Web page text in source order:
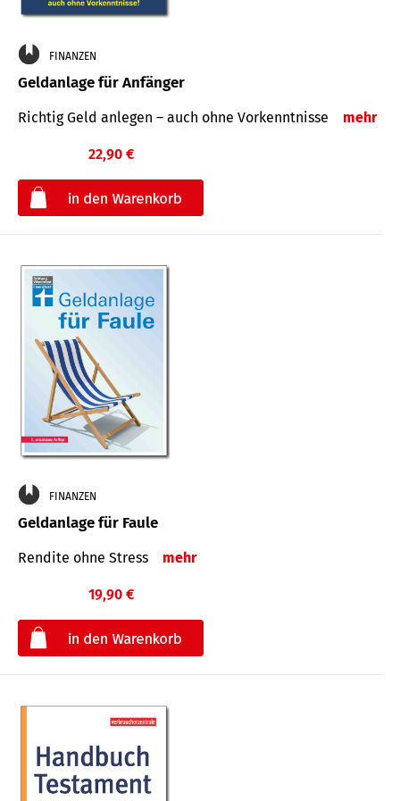
FINANZEN
Geldanlage für Anfänger
Richtig Geld anlegen – auch ohne Vorkenntnisse mehr
22,90 €
FINANZEN
Geldanlage für Faule
Rendite ohne Stress mehr
19,90 €